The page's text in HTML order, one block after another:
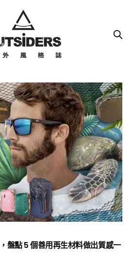
盤點 5 個善用再生材料做出質感一